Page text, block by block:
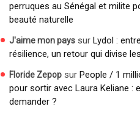
perruques au Sénégal et milite
beauté naturelle
J'aime mon pays sur Lydol :
résilience, un retour qui divise
Floride Zepop sur People / 1
pour sortir avec Laura Keliane :
demander ?